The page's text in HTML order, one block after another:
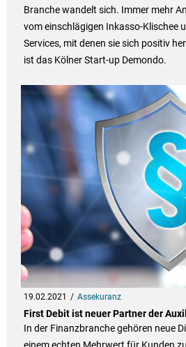
Branche wandelt sich. Immer mehr
vom einschlägigen Inkasso-Klischee
Services, mit denen sie sich positiv
ist das Kölner Start-up Demondo.
19.02.2021 Assekuranz
First Debit ist neuer Partner der
In der Finanzbranche gehören neue